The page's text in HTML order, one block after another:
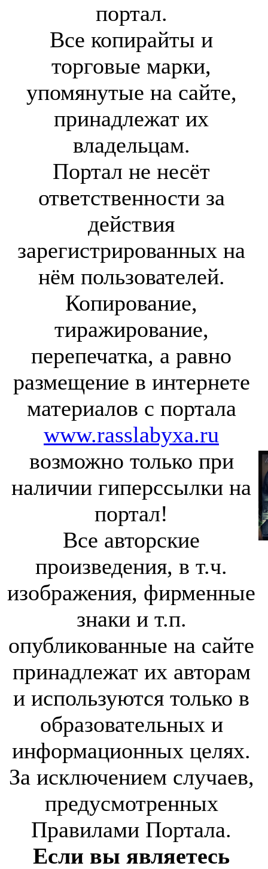
портал.
Все копирайты и
торговые марки,
упомянутые на сайте,
принадлежат их
владельцам.
Портал не несёт
ответственности за
действия
зарегистрированных на
нём пользователей.
Копирование,
тиражирование,
перепечатка, а равно
размещение в интернете
материалов с портала
www.rasslabyxa.ru
возможно только при
наличии гиперссылки на
портал!
Все авторские
произведения, в т.ч.
изображения, фирменные
знаки и т.п.
опубликованные на сайте
принадлежат их авторам
и используются только в
образовательных и
информационных целях.
За исключением случаев,
предусмотренных
Правилами Портала.
Если вы являетесь